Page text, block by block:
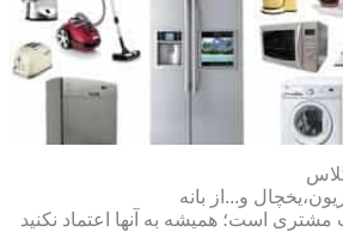
و...از بانه
مشتری است؛ همیشه به آنها اعتماد نکنید